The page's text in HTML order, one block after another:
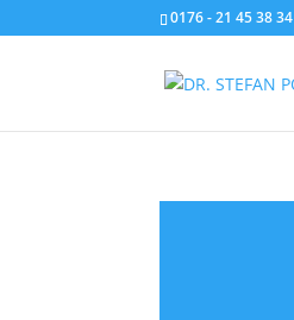
0176 - 21 45 38 34